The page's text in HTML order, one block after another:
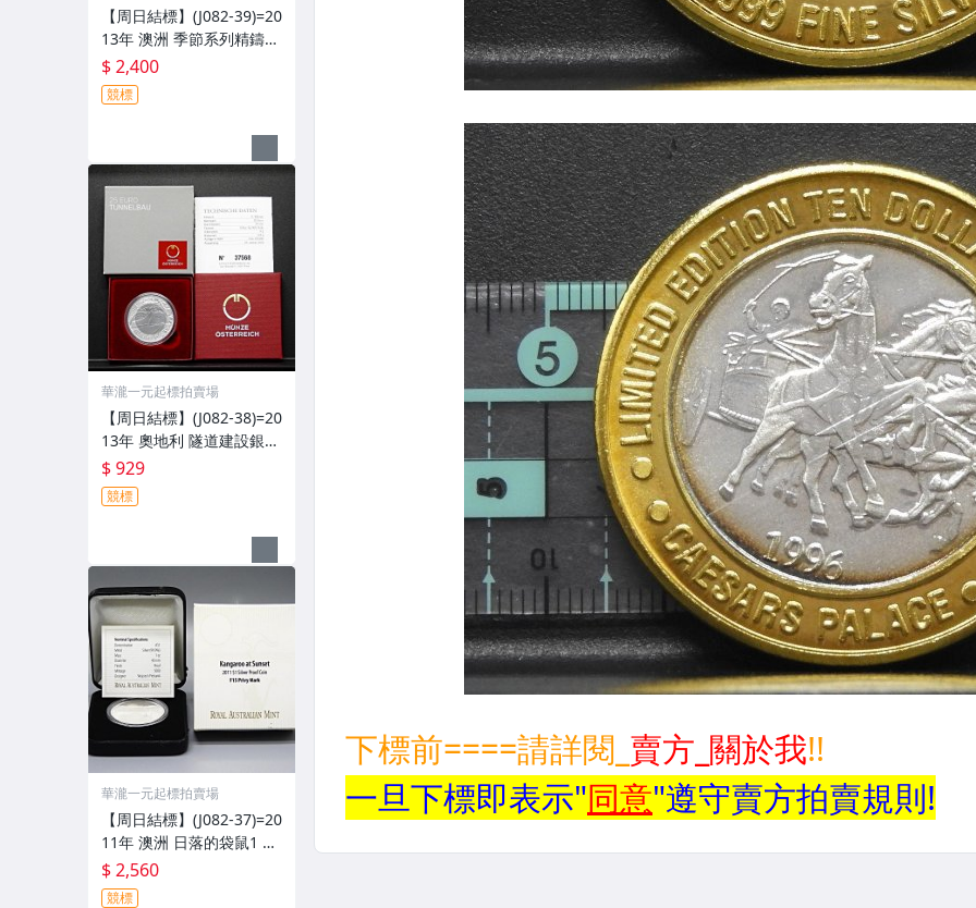
【周日結標】(J082-39)=20
13年 澳洲 季節系列精鑄銀
幣-夏天(澳洲袋鼠)1 OZ方
形彩色銀幣=原盒證 =保真
$ 2,400
競標
華瀧一元起標拍賣場
【周日結標】(J082-38)=20
13年 奧地利 隧道建設銀鈮
雙色幣(獲獎幣)=原盒證/1
6.5g =保真
$ 929
競標
華瀧一元起標拍賣場
【周日結標】(J082-37)=20
11年 澳洲 日落的袋鼠1 O
Z精鑄銀幣_F15鑄記=原盒
證 =保真
$ 2,560
競標